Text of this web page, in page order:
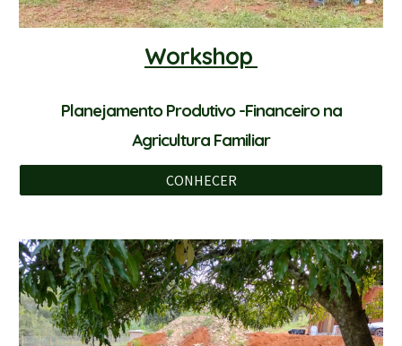
Workshop
Planejamento Produtivo -Financeirona
Agricultura Familiar
CONHECER